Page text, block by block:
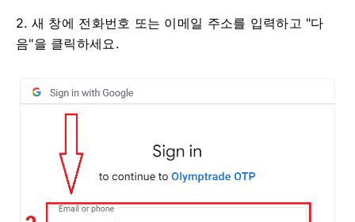
2. 새 창에 전화번호 또는 이메일 주소를 입력하고 "다
음"을 클릭하세요.